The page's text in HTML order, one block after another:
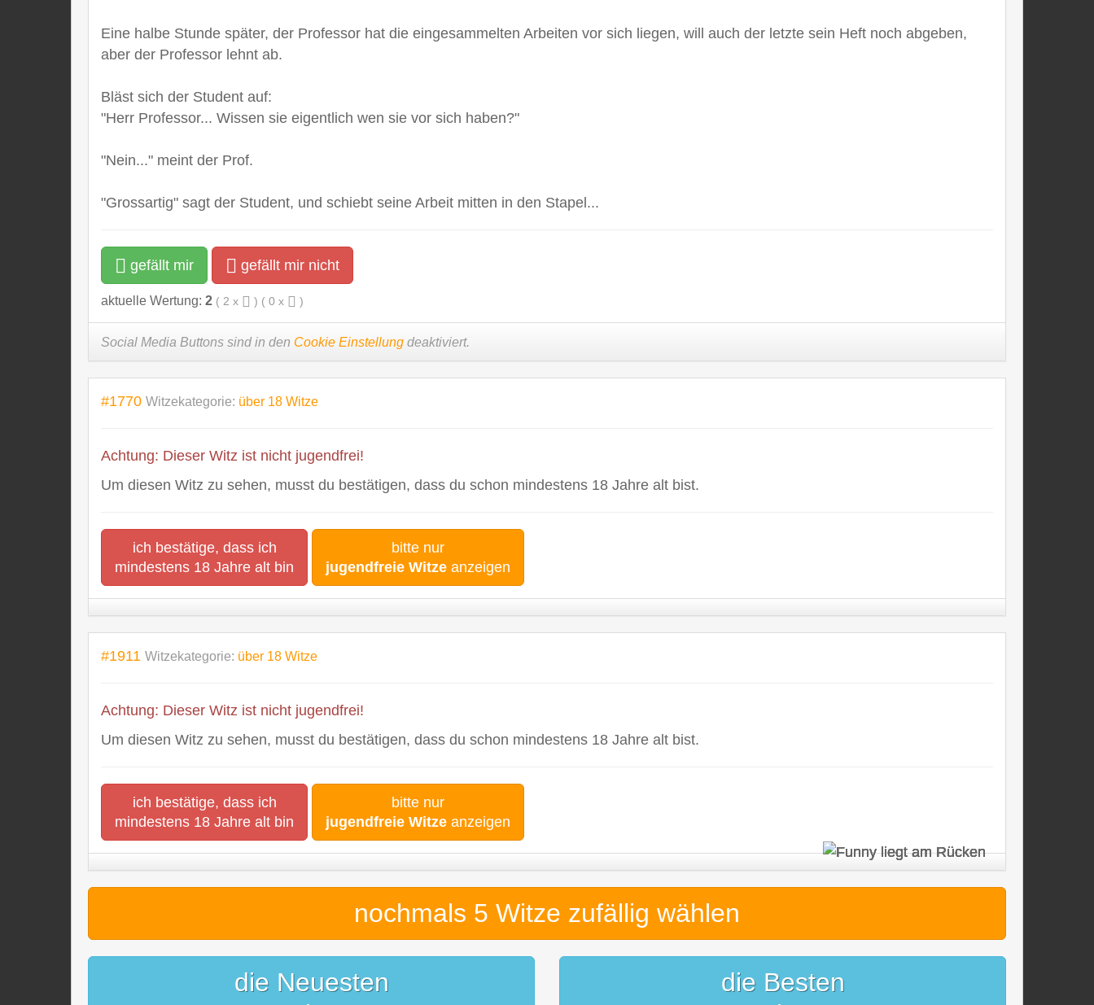
Eine halbe Stunde später, der Professor hat die eingesammelten Arbeiten vor sich liegen, will auch der letzte sein Heft noch abgeben,
aber der Professor lehnt ab.
Bläst sich der Student auf:
"Herr Professor... Wissen sie eigentlich wen sie vor sich haben?"
"Nein..." meint der Prof.
"Grossartig" sagt der Student, und schiebt seine Arbeit mitten in den Stapel...
gefällt mir gefällt mir nicht
aktuelle Wertung: 2 ( 2 x ) ( 0 x )
Social Media Buttons sind in den Cookie Einstellung deaktiviert.
#1770 Witzekategorie: über 18 Witze
Achtung: Dieser Witz ist nicht jugendfrei!
Um diesen Witz zu sehen, musst du bestätigen, dass du schon mindestens 18 Jahre alt bist.
ich bestätige, dass ich
mindestens 18 Jahre alt bin
bitte nur
jugendfreie Witze anzeigen
#1911 Witzekategorie: über 18 Witze
Achtung: Dieser Witz ist nicht jugendfrei!
Um diesen Witz zu sehen, musst du bestätigen, dass du schon mindestens 18 Jahre alt bist.
ich bestätige, dass ich
mindestens 18 Jahre alt bin
bitte nur
jugendfreie Witze anzeigen
nochmals 5 Witze zufällig wählen
die Neuesten die Besten